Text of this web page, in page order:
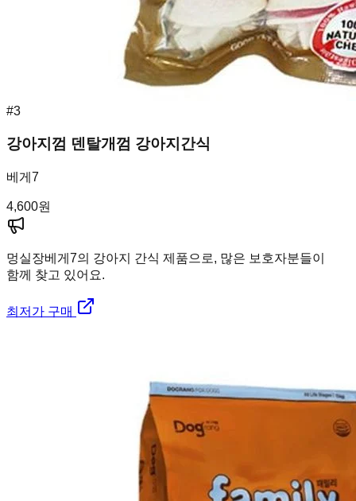
#3
강아지껌 덴탈개껌 강아지간식
베게7
4,600원
멍실장베게7의 강아지 간식 제품으로, 많은 보호자분들이
함께 찾고 있어요.
최저가 구매